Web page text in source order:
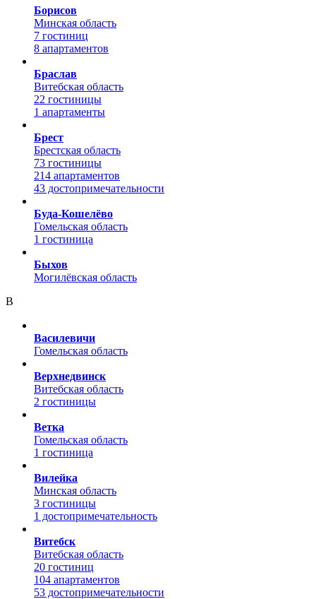
Борисов
Минская область
7 гостиниц
8 апартаментов
Браслав
Витебская область
22 гостиницы
1 апартаменты
Брест
Брестская область
73 гостиницы
214 апартаментов
43 достопримечательности
Буда-Кошелёво
Гомельская область
1 гостиница
Быхов
Могилёвская область
В
Василевичи
Гомельская область
Верхнедвинск
Витебская область
2 гостиницы
Ветка
Гомельская область
1 гостиница
Вилейка
Минская область
3 гостиницы
1 достопримечательность
Витебск
Витебская область
20 гостиниц
104 апартаментов
53 достопримечательности